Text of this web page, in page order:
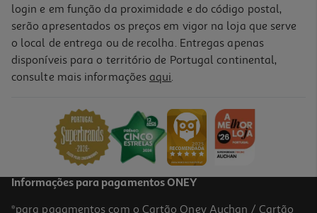
login e em função da proximidade e do código postal,
serão apresentados os preços em vigor na loja que serve
o local de entrega ou de recolha. Entregas apenas
disponíveis para o território de Portugal continental,
consulte mais informações aqui.
Informações para pagamentos ONEY
*para pagamentos com o Cartão Oney Auchan / Cartão